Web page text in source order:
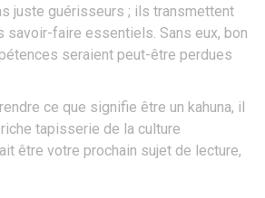
juste guérisseurs ; ils transmettent
savoir-faire essentiels. Sans eux, bon
seraient peut-être perdues
ce que signifie être un kahuna, il
tapisserie de la culture
être votre prochain sujet de lecture,